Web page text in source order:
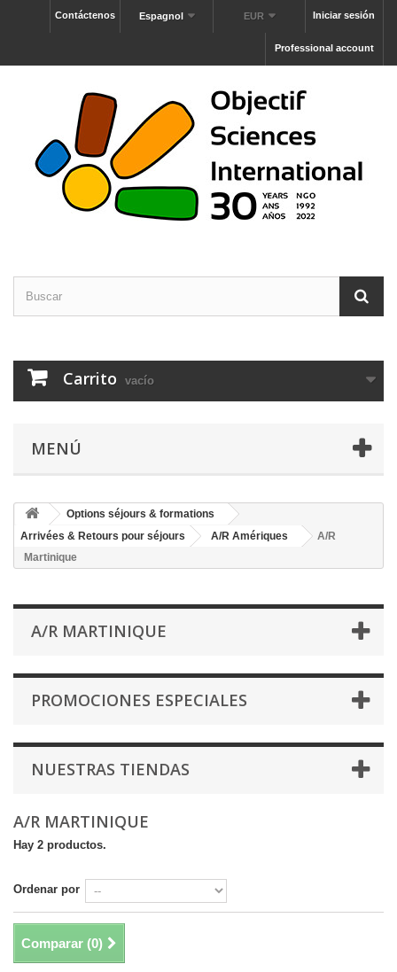
Iniciar sesión
EUR
Espagnol
Contáctenos
Professional account
Carrito vacío
MENÚ
Options séjours & formations
Arrivées & Retours pour séjours
A/R Amériques
A/R
Martinique
A/R MARTINIQUE
PROMOCIONES ESPECIALES
NUESTRAS TIENDAS
A/R MARTINIQUE
Hay 2 productos.
Ordenar por
Comparar (0)